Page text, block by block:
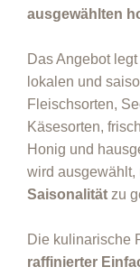
ausgewählten
Das Angebot
lokalen und
Fleischsorten,
Käsesorten,
Honig und
wird ausgewählt,
Saisonalität zu
Die kulinarische
raffinierter